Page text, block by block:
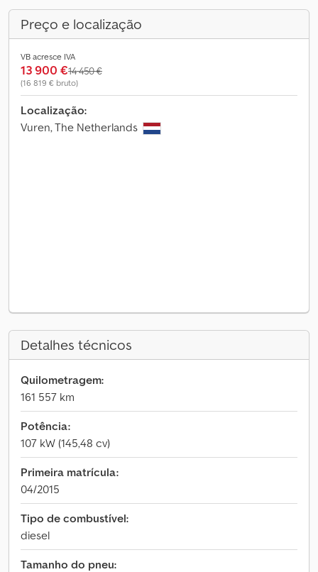
Preço e localização
VB acresce IVA
13 900 €14 450 €
(16 819 € bruto)
Localização:
Vuren, The Netherlands
Detalhes técnicos
Quilometragem:
161 557 km
Potência:
107 kW (145,48 cv)
Primeira matrícula:
04/2015
Tipo de combustível:
diesel
Tamanho do pneu: